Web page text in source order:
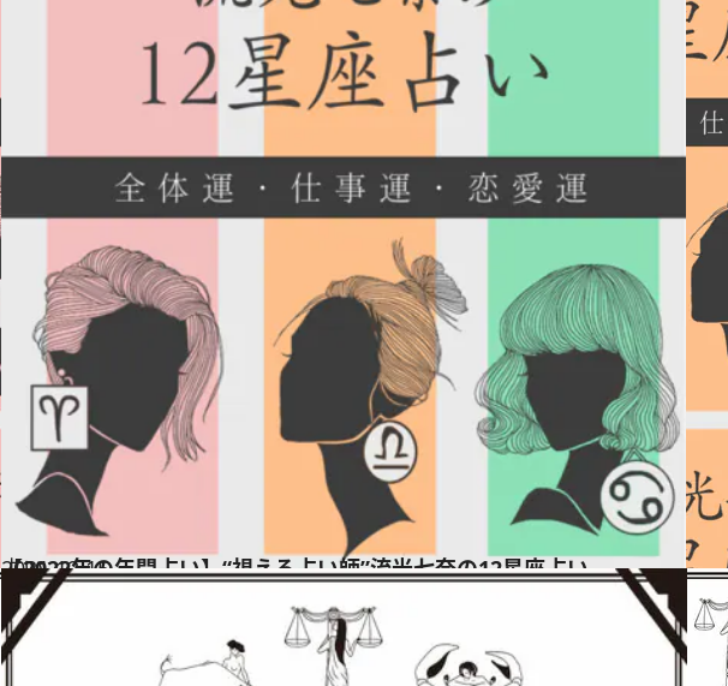
2021.12.15
【2022年の年間占い】“視える占い師”流光七奈の12星座占い
占い